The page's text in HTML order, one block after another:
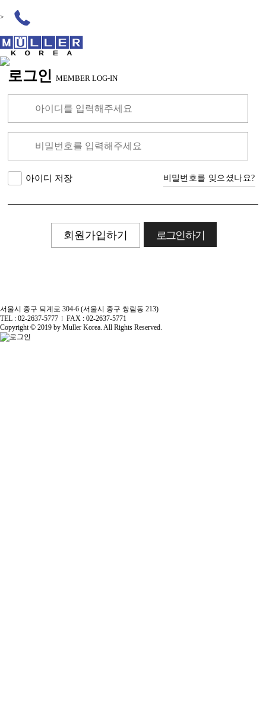
>
로그인MEMBER LOG-IN
아이디 저장 비밀번호를 잊으셨나요?
회원가입하기
서울시 중구 퇴계로 304-6 (서울시 중구 쌍림동 213)
TEL : 02-2637-5777 I FAX : 02-2637-5771
Copyright © 2019 by Muller Korea. All Rights Reserved.